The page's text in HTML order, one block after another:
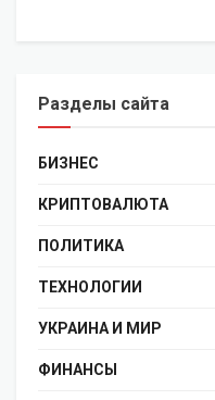
Разделы сайта
БИЗНЕС
КРИПТОВАЛЮТА
ПОЛИТИКА
ТЕХНОЛОГИИ
УКРАИНА И МИР
ФИНАНСЫ